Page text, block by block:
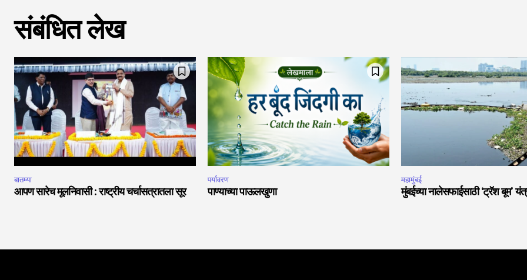
संबंधित लेख
बातम्या
आपण सारेच मूलनिवासी : राष्ट्रीय चर्चासत्रातला सूर
पर्यावरण
पाण्याच्या पाऊलखुणा
महामुंबई
मुंबईच्या नालेसफाईसाठी ‘ट्रॅश बूम’